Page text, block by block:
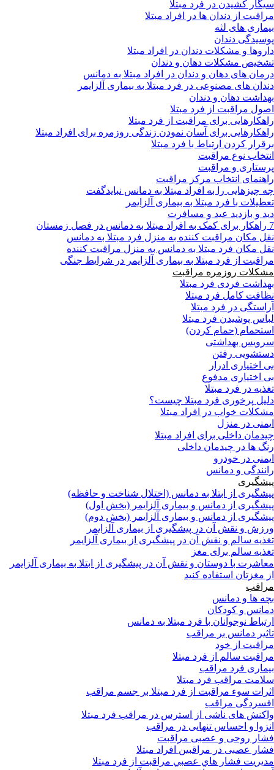
سیگار کشیدن در فرد مبتلا
مراقبت از دندان ها در افراد مبتلا
بیماری های لثه
پوسیدگی دندان
داروها و مشکلات دندان در افراد مبتلا
تشخیص مشکلات دهان و دندان
درمان های دهان و دندان در افراد مبتلا به دمانس
دندان های مصنوعی در فرد مبتلا به بیماری آلزایمر
بهداشت دهان و دندان
اصول مراقبت از فرد مبتلا
راهکارهایی برای مراقبت از فرد مبتلا
راهکارهایی برای آسان نمودن زندگی روزمره برای افراد مبتلا
برقرار کردن ارتباط با فرد مبتلا
انتخاب نوع مراقبت
پرستاری و مراقبت
راهنمای انتخاب مرکز مراقبت
چه چیزهایی را به افراد مبتلا به دمانس نبایدگفت
تعطیلات با فرد مبتلا به بیماری آلزایمر
دید و بازدید عید و مسافرت
7 راهکار برای کمک به افراد مبتلا به دمانس در فصل زمستان
نقل مکان مراقبت کننده به منزل فرد مبتلا به دمانس
نقل مکان فرد مبتلا به دمانس به منزل مراقبت کننده
مراقبت از فرد مبتلا به بیماری آلزایمر در شرایط جنگی
مشکلات روزمره مراقبت
بهداشت فردی فرد مبتلا
نظافت کامل فرد مبتلا
آراستگی در فرد مبتلا
لباس پوشیدن فرد مبتلا
استحمام (حمام کردن)
سرویس بهداشتی
دستشویی رفتن
بی اختیاری ادرار
بی اختیاری مدفوع
تغذیه در فرد مبتلا
دلیل پرخوری فرد مبتلا چیست؟
مشکلات خواب در افراد مبتلا
ایمنی در منزل
چیدمان داخلی برای افراد مبتلا
رنگ ها در چیدمان داخلی
ایمنی در خودرو
رانندگی و دمانس
پیشگیری
پیشگیری از ابتلا به دمانس (اختلال شناخت و حافظه)
پیشگیری از دمانس و بیماری آلزایمر (بخش اول)
پیشگیری از دمانس و بیماری آلزایمر (بخش دوم)
ورزش و نقش آن در پیشگیری از بیماری آلزایمر
تغذیه سالم و نقش آن در پیشگیری از بیماری آلزایمر
تغذیه سالم برای مغز
معاشرت با دوستان و نقش آن در پیشگیری از ابتلا به بیماری آلزایمر
از مغزتان استفاده کنید
مراقب
بچه ها و دمانس
دمانس و کودکان
ارتباط نوجوانان با فرد مبتلا به دمانس
تاثیر دمانس بر مراقب
مراقبت از خود
مراقبت سالم از فرد مبتلا
بیماری فرد مراقب
سلامت مراقب فرد مبتلا
اثرات سوء مراقبت از فرد مبتلا بر جسم مراقب
افسردگی مراقب
واکنش های ناشی از استرس در مراقب فرد مبتلا
انزوا و احساس تنهایی در مراقب
فشار روحی و عصبی مراقبت
فشار عصبی در مراقبین افراد مبتلا
مدیریت فشار هاي عصبي مراقبت از فرد مبتلا